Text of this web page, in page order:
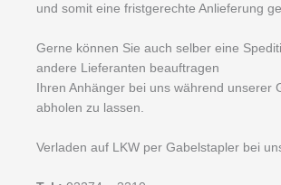
und somit eine fristgerechte Anlieferung
Gerne können Sie auch selber eine
andere Lieferanten beauftragen
Ihren Anhänger bei uns während unserer
abholen zu lassen.
Verladen auf LKW per Gabelstapler bei